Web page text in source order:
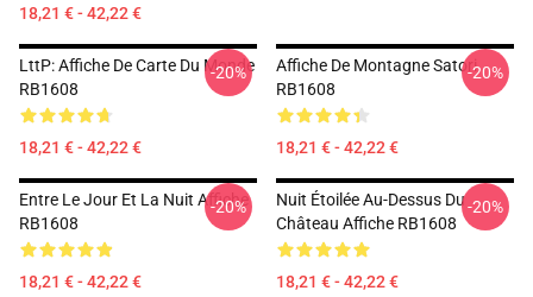
18,21 € - 42,22 €
LttP: Affiche De Carte Du Monde
RB1608
18,21 € - 42,22 €
-20%
Affiche De Montagne Satori
RB1608
18,21 € - 42,22 €
-20%
Entre Le Jour Et La Nuit Affiche
RB1608
18,21 € - 42,22 €
-20%
Nuit Étoilée Au-Dessus Du
Château Affiche RB1608
18,21 € - 42,22 €
-20%